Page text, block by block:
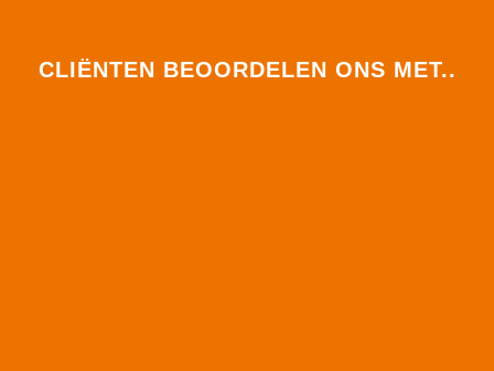
CLIËNTEN BEOORDELEN ONS MET..